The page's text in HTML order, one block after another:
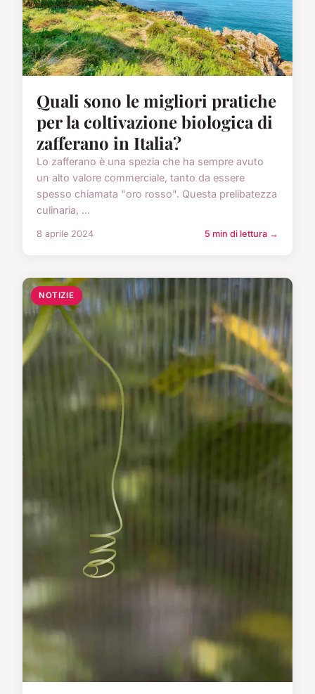
Quali sono le migliori pratiche
per la coltivazione biologica di
zafferano in Italia?
Lo zafferano è una spezia che ha sempre avuto
un alto valore commerciale, tanto da essere
spesso chiamata "oro rosso". Questa prelibatezza
culinaria, ...
8 aprile 2024 5 min di lettura →
NOTIZIE